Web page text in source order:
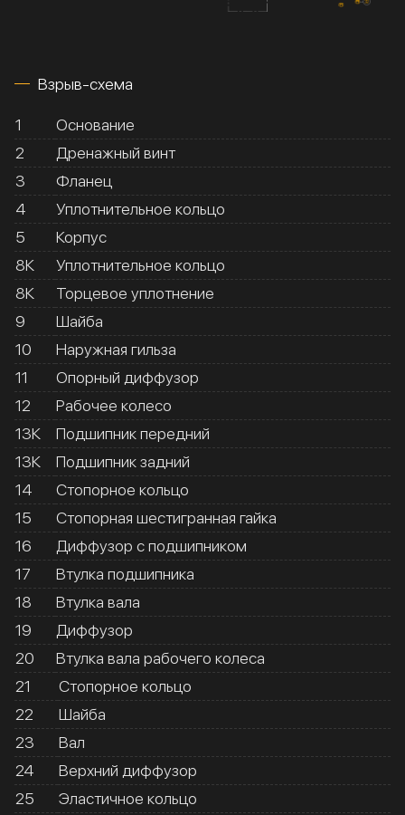
Взрыв-схема
1
Основание
2
Дренажный винт
3
Фланец
4
Уплотнительное кольцо
5
Корпус
8К
Уплотнительное кольцо
8К
Торцевое уплотнение
9
Шайба
10
Наружная гильза
11
Опорный диффузор
12
Рабочее колесо
13К
Подшипник передний
13К
Подшипник задний
14
Стопорное кольцо
15
Стопорная шестигранная гайка
16
Диффузор с подшипником
17
Втулка подшипника
18
Втулка вала
19
Диффузор
20
Втулка вала рабочего колеса
21
Стопорное кольцо
22
Шайба
23
Вал
24
Верхний диффузор
25
Эластичное кольцо